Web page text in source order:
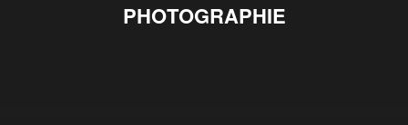
PHOTOGRAPHIE